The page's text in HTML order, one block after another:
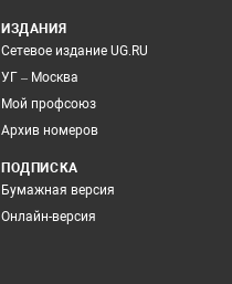
ИЗДАНИЯ
Сетевое издание UG.RU
УГ – Москва
Мой профсоюз
Архив номеров
ПОДПИСКА
Бумажная версия
Онлайн-версия